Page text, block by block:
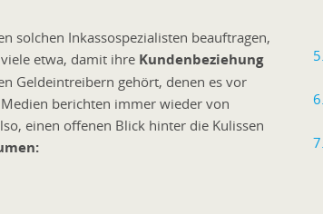
solchen Inkassospezialisten beauftragen,
etwa, damit ihre Kundenbeziehung
Geldeintreibern gehört, denen es vor
berichten immer wieder von
einen offenen Blick hinter die Kulissen